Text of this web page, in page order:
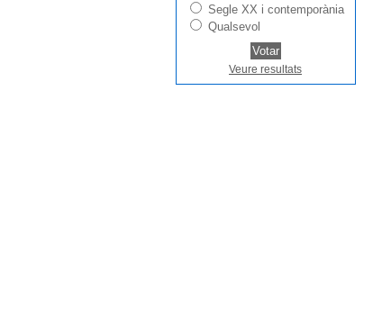
Segle XX i contemporània
Qualsevol
Veure resultats